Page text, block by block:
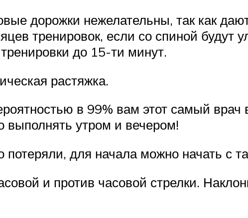
дорожки нежелательны, так как
тренировок, если со спиной будут
до 15-ти минут.
растяжка.
в 99% вам этот самый врач
выполнять утром и вечером!
для начала можно начать с
и против часовой стрелки.